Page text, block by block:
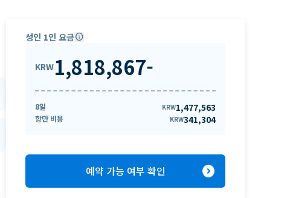
성인 1인 요금info
KRW1,818,867-
8일 KRW1,477,563
항만 비용 KRW341,304
예약 가능 여부 확인 expand_circle_right